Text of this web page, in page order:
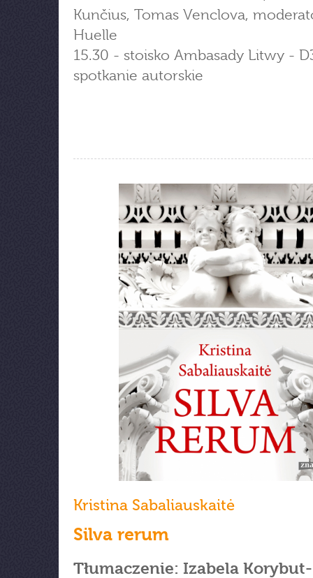
Kunčius, Tomas Venclova,
Huelle
15.30 - stoisko Ambasady Litwy -
spotkanie autorskie
Kristina Sabaliauskaitė
Silva rerum
Tłumaczenie: Izabela Korybut-